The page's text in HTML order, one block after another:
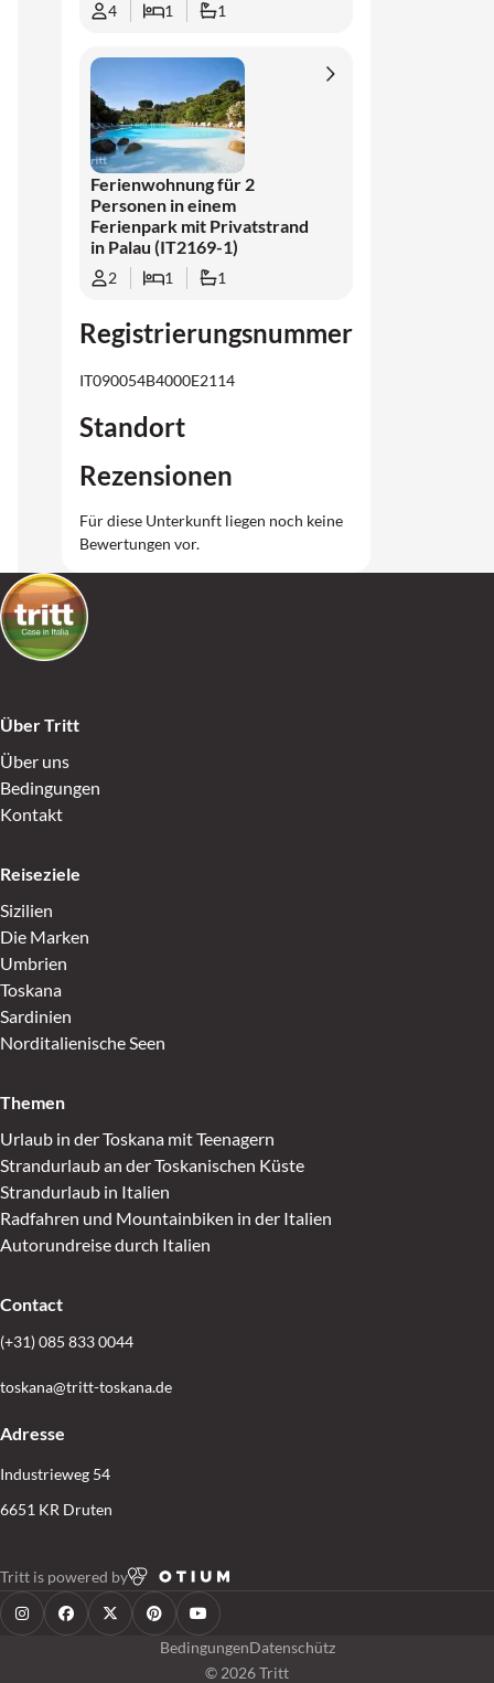
4 1 1
Ferienwohnung für 2
Personen in einem
Ferienpark mit Privatstrand
in Palau (IT2169-1)
2 1 1
Registrierungsnummer
IT090054B4000E2114
Standort
Rezensionen
Für diese Unterkunft liegen noch keine
Bewertungen vor.
Über Tritt
Über uns
Bedingungen
Kontakt
Reiseziele
Sizilien
Die Marken
Umbrien
Toskana
Sardinien
Norditalienische Seen
Themen
Urlaub in der Toskana mit Teenagern
Strandurlaub an der Toskanischen Küste
Strandurlaub in Italien
Radfahren und Mountainbiken in der Italien
Autorundreise durch Italien
Contact
(+31) 085 833 0044
toskana@tritt-toskana.de
Adresse
Industrieweg 54
6651 KR Druten
Tritt is powered by
© 2026 Tritt
BedingungenDatenschütz